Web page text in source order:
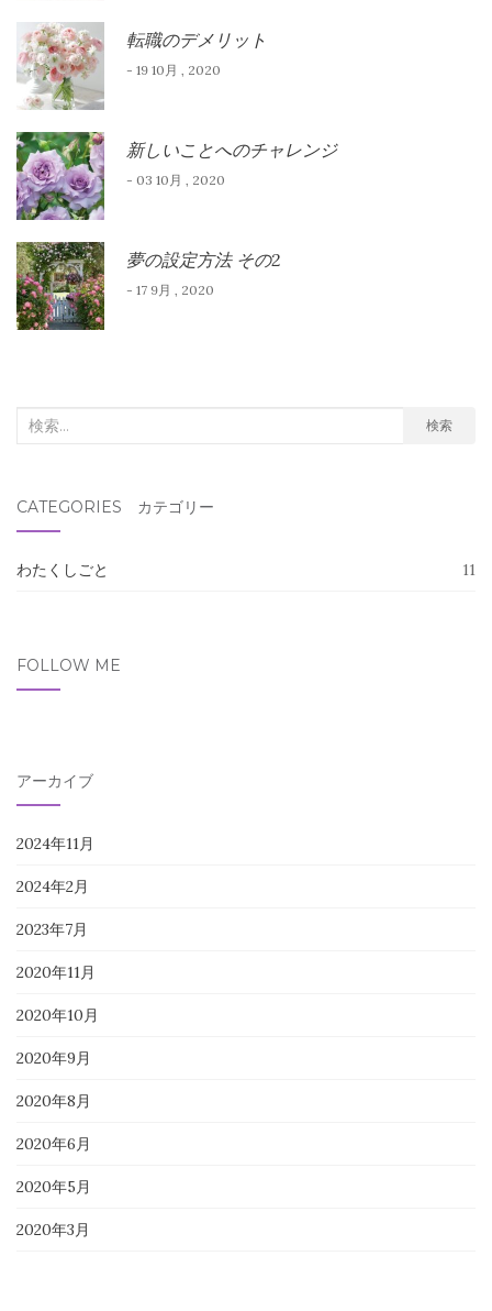
転職のデメリット
- 19 10月 , 2020
新しいことへのチャレンジ
- 03 10月 , 2020
夢の設定方法 その2
- 17 9月 , 2020
検
象:
検索
CATEGORIES カテゴリー
わたくしごと 11
FOLLOW ME
アーカイブ
2024年11月
2024年2月
2023年7月
2020年11月
2020年10月
2020年9月
2020年8月
2020年6月
2020年5月
2020年3月